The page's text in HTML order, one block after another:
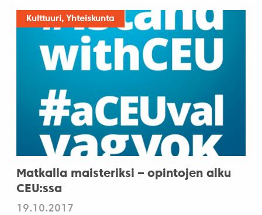
Kulttuuri, Yhteiskunta
Matkalla maisteriksi – opintojen alku
CEU:ssa
19.10.2017